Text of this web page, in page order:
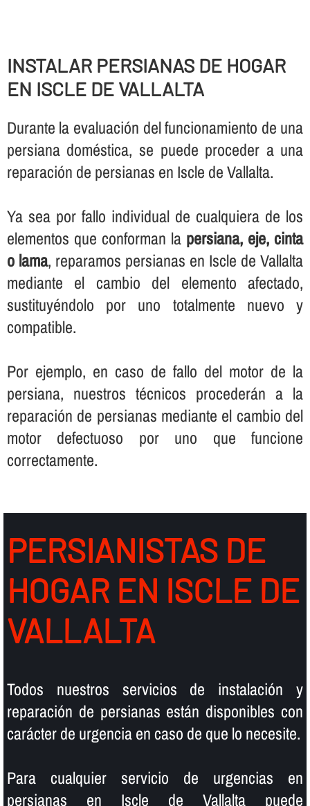
INSTALAR PERSIANAS DE HOGAR
EN ISCLE DE VALLALTA
Durante la evaluación del funcionamiento de una
persiana doméstica, se puede proceder a una
reparación de persianas en Iscle de Vallalta.
Ya sea por fallo individual de cualquiera de los
elementos que conforman la persiana, eje, cinta
o lama, reparamos persianas en Iscle de Vallalta
mediante el cambio del elemento afectado,
sustituyéndolo por uno totalmente nuevo y
compatible.
Por ejemplo, en caso de fallo del motor de la
persiana, nuestros técnicos procederán a la
reparación de persianas mediante el cambio del
motor defectuoso por uno que funcione
correctamente.
PERSIANISTAS DE
HOGAR EN ISCLE DE
VALLALTA
Todos nuestros servicios de instalación y
reparación de persianas están disponibles con
carácter de urgencia en caso de que lo necesite.
Para cualquier servicio de urgencias en
persianas en Iscle de Vallalta puede